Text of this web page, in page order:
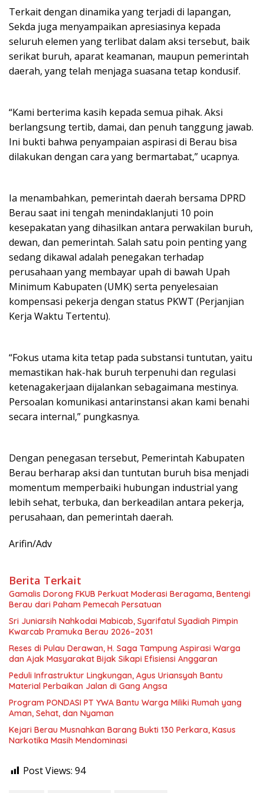
Terkait dengan dinamika yang terjadi di lapangan,
Sekda juga menyampaikan apresiasinya kepada
seluruh elemen yang terlibat dalam aksi tersebut, baik
serikat buruh, aparat keamanan, maupun pemerintah
daerah, yang telah menjaga suasana tetap kondusif.
“Kami berterima kasih kepada semua pihak. Aksi
berlangsung tertib, damai, dan penuh tanggung jawab.
Ini bukti bahwa penyampaian aspirasi di Berau bisa
dilakukan dengan cara yang bermartabat,” ucapnya.
Ia menambahkan, pemerintah daerah bersama DPRD
Berau saat ini tengah menindaklanjuti 10 poin
kesepakatan yang dihasilkan antara perwakilan buruh,
dewan, dan pemerintah. Salah satu poin penting yang
sedang dikawal adalah penegakan terhadap
perusahaan yang membayar upah di bawah Upah
Minimum Kabupaten (UMK) serta penyelesaian
kompensasi pekerja dengan status PKWT (Perjanjian
Kerja Waktu Tertentu).
“Fokus utama kita tetap pada substansi tuntutan, yaitu
memastikan hak-hak buruh terpenuhi dan regulasi
ketenagakerjaan dijalankan sebagaimana mestinya.
Persoalan komunikasi antarinstansi akan kami benahi
secara internal,” pungkasnya.
Dengan penegasan tersebut, Pemerintah Kabupaten
Berau berharap aksi dan tuntutan buruh bisa menjadi
momentum memperbaiki hubungan industrial yang
lebih sehat, terbuka, dan berkeadilan antara pekerja,
perusahaan, dan pemerintah daerah.
Arifin/Adv
Berita Terkait
Gamalis Dorong FKUB Perkuat Moderasi Beragama, Bentengi
Berau dari Paham Pemecah Persatuan
Sri Juniarsih Nahkodai Mabicab, Syarifatul Syadiah Pimpin
Kwarcab Pramuka Berau 2026–2031
Reses di Pulau Derawan, H. Saga Tampung Aspirasi Warga
dan Ajak Masyarakat Bijak Sikapi Efisiensi Anggaran
Peduli Infrastruktur Lingkungan, Agus Uriansyah Bantu
Material Perbaikan Jalan di Gang Angsa
Program PONDASI PT YWA Bantu Warga Miliki Rumah yang
Aman, Sehat, dan Nyaman
Kejari Berau Musnahkan Barang Bukti 130 Perkara, Kasus
Narkotika Masih Mendominasi
Post Views: 94